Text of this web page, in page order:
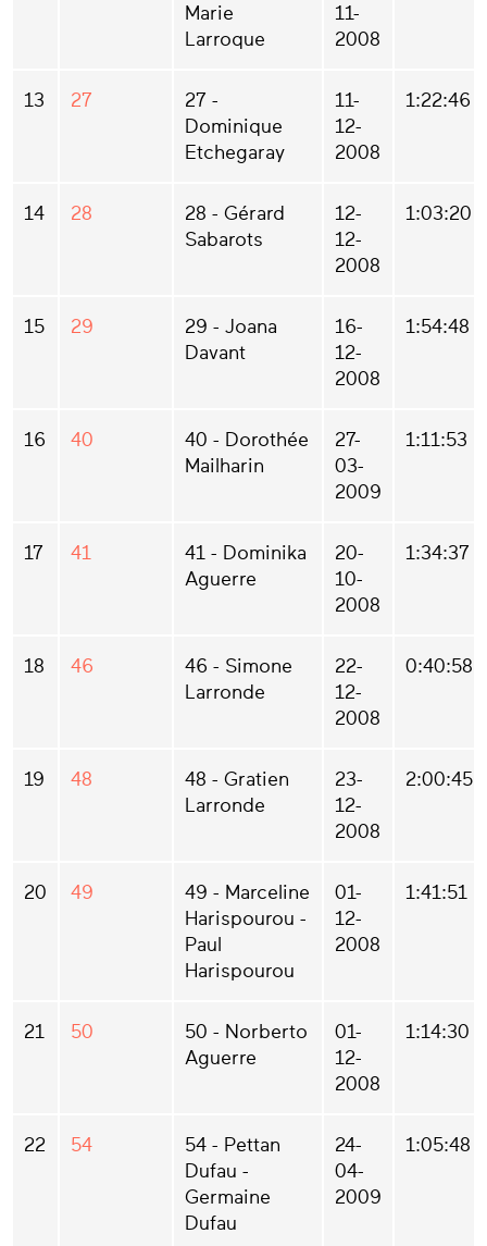
Marie
Larroque
11-
2008
13 27
27 -
Dominique
Etchegaray
11-
12-
2008
1:22:46
14 28
28 - Gérard
Sabarots
12-
12-
2008
1:03:20
15 29
29 - Joana
Davant
16-
12-
2008
1:54:48
16 40
40 - Dorothée
Mailharin
27-
03-
2009
1:11:53
17 41
41 - Dominika
Aguerre
20-
10-
2008
1:34:37
18 46
46 - Simone
Larronde
22-
12-
2008
0:40:58
19 48
48 - Gratien
Larronde
23-
12-
2008
2:00:45
20 49
49 - Marceline
Harispourou -
Paul
Harispourou
01-
12-
2008
1:41:51
21 50
50 - Norberto
Aguerre
01-
12-
2008
1:14:30
22 54
54 - Pettan
Dufau -
Germaine
Dufau
24-
04-
2009
1:05:48